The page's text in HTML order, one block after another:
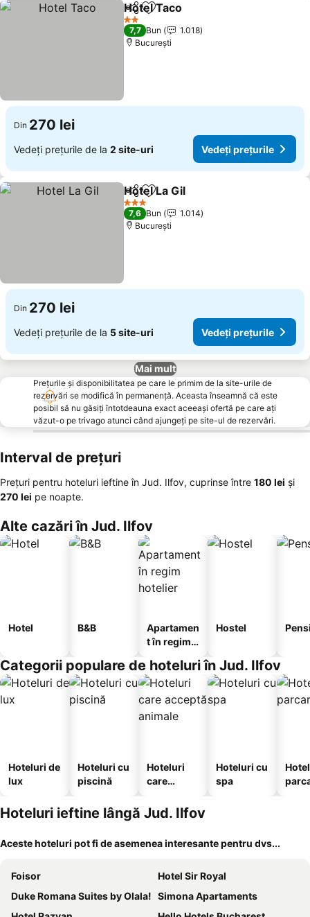
DistribuițiAdăugaţi la favorite
Hotel Taco
2 Stele
7,7 Bun
1.018
București
Din 270 lei
Vedeți prețurile de la 2 site-uri Vedeți prețurile
DistribuițiAdăugaţi la favorite
Hotel La Gil
3 Stele
7,6 Bun
1.014
București
Din 270 lei
Vedeți prețurile de la 5 site-uri Vedeți prețurile
Mai mult
Prețurile și disponibilitatea pe care le primim de la site-urile de
rezervări se modifică în permanență. Aceasta înseamnă că este
posibil să nu găsiți întotdeauna exact aceeași ofertă pe care ați
văzut-o pe trivago atunci când ajungeți pe site-ul de rezervări.
Interval de prețuri
Prețuri pentru hoteluri ieftine în Jud. Ilfov, cuprinse între ‎180 lei și
‎270 lei pe noapte.
Alte cazări în Jud. Ilfov
Hotel B&B
Apartamen
t în regim
Hostel
Categorii populare de hoteluri în Jud. Ilfov
Hoteluri de
lux
Hoteluri cu
piscină
Hoteluri
care
animale
Hoteluri cu
spa
Hoteluri ieftine lângă Jud. Ilfov
Aceste hoteluri pot fi de asemenea interesante pentru dvs...
Foisor
Hotel Sir Royal
Duke Romana Suites by Olala! Simona Apartaments